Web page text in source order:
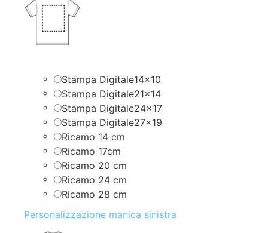
Stampa Digitale14x10
Stampa Digitale21x14
Stampa Digitale24x17
Stampa Digitale27x19
Ricamo 14 cm
Ricamo 17cm
Ricamo 20 cm
Ricamo 24 cm
Ricamo 28 cm
Personalizzazione manica sinistra